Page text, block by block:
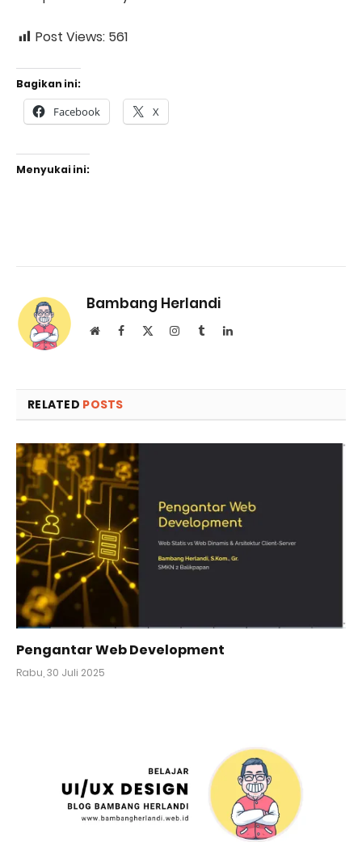
Post Views: 561
Bagikan ini:
Facebook X
Menyukai ini:
Bambang Herlandi
WebsiteFacebook Instagram
TumblrLinkedIn
RELATED POSTS
Pengantar Web Development
Rabu, 30 Juli 2025